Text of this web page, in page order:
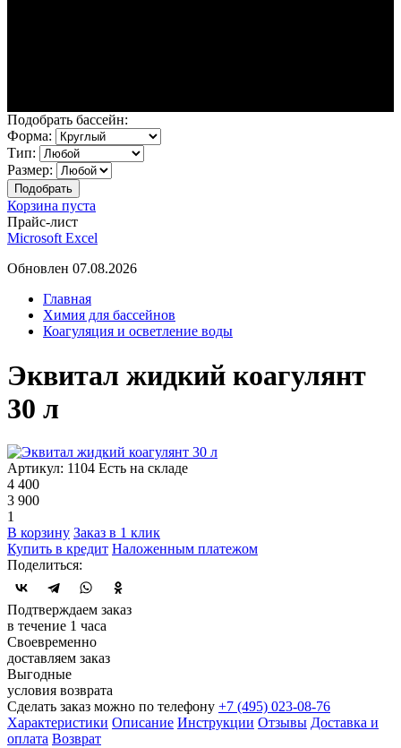
Подобрать бассейн:
Форма:
Тип:
Размер:
Корзина пуста
Прайс-лист
Microsoft Excel
Обновлен 07.08.2026
Главная
Химия для бассейнов
Коагуляция и осветление воды
Эквитал жидкий коагулянт
30 л
Артикул: 1104 Есть на складе
4 400
3 900
1
В корзину Заказ в 1 клик
Купить в кредит Наложенным платежом
Поделиться:
Подтверждаем заказ
в течение 1 часа
Своевременно
доставляем заказ
Выгодные
условия возврата
Сделать заказ можно по телефону +7 (495) 023-08-76
Характеристики Описание Инструкции Отзывы Доставка и
оплата Возврат